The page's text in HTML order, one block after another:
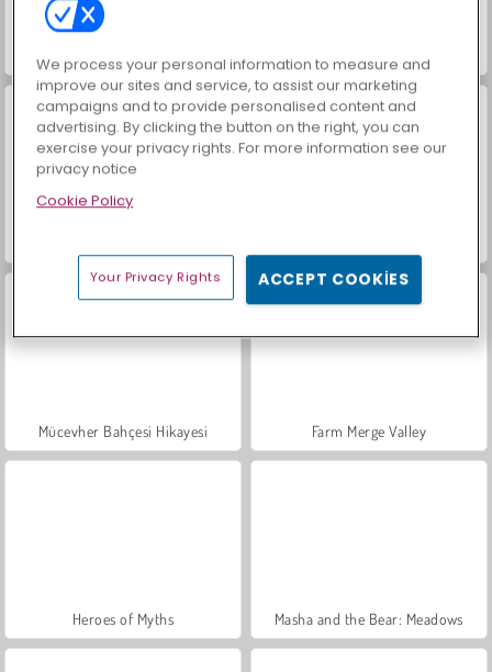
Büyük Mahjong Eşleme
Mücevher Bahçesi Hikayesi Farm Merge Valley
Heroes of Myths Masha and the Bear: Meadows
We process your personal information to measure and
improve our sites and service, to assist our marketing
campaigns and to provide personalised content and
advertising. By clicking the button on the right, you can
exercise your privacy rights. For more information see our
privacy notice
Cookie Policy
Your Privacy Rights ACCEPT COOKIES